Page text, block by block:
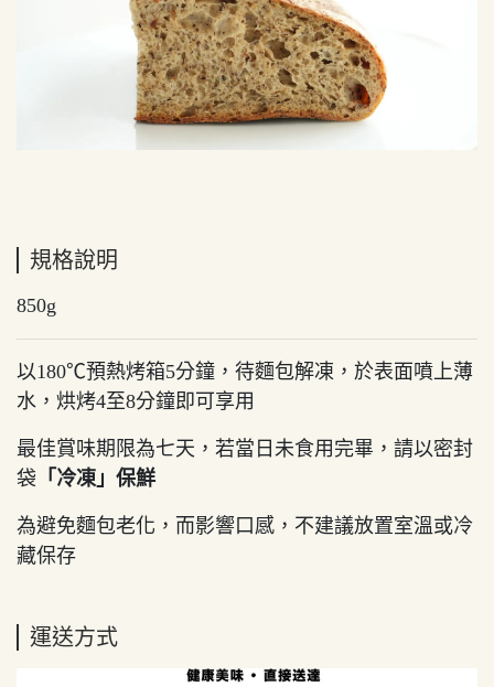
規格說明
850g
以180℃預熱烤箱5分鐘，待麵包解凍，於表面噴上薄
水，烘烤4至8分鐘即可享用
最佳賞味期限為七天，若當日未食用完畢，請以密封
袋 「冷凍」保鮮
為避免麵包老化，而影響口感，不建議放置室溫或冷
藏保存
運送方式